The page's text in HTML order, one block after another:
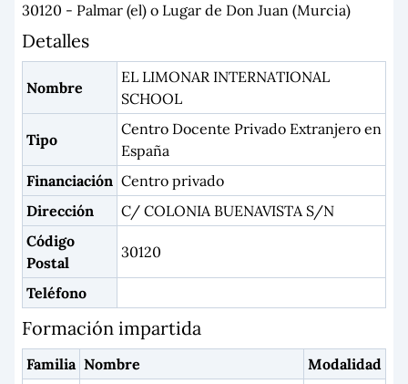
30120 - Palmar (el) o Lugar de Don Juan (Murcia)
Detalles
Nombre
EL LIMONAR INTERNATIONAL
SCHOOL
Tipo
Centro Docente Privado Extranjero en
España
Financiación Centro privado
Dirección
C/ COLONIA BUENAVISTA S/N
Código
Postal
30120
Teléfono
Formación impartida
Familia Nombre
Modalidad